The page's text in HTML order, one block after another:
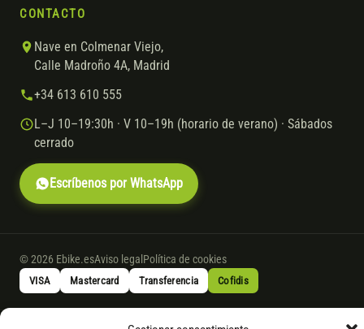
CONTACTO
Nave en Colmenar Viejo,
Calle Madroño 4A, Madrid
+34 613 610 555
L–J 10–19:30h · V 10–19h (horario de verano) · Sábados
cerrado
Escríbenos por WhatsApp
© 2026 Ebike.esAviso legal Política de cookies
VISA Mastercard Transferencia Cofidis